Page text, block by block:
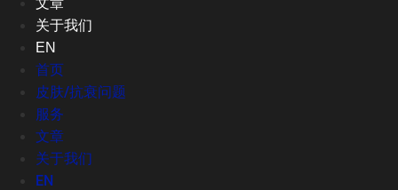
关于我们
EN
首页
皮肤/抗衰问题
服务
文章
关于我们
EN